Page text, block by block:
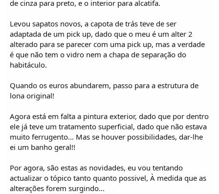
de cinza para preto, e o interior para alcatifa.
Levou sapatos novos, a capota de trás teve de ser
adaptada de um pick up, dado que o meu é um alter 2
alterado para se parecer com uma pick up, mas a verdade
é que não tem o vidro nem a chapa de separação do
habitáculo.
Quando os euros abundarem, passo para a estrutura de
lona original!
Agora está em falta a pintura exterior, dado que por dentro
ele já teve um tratamento superficial, dado que não estava
muito ferrugento... Mas se houver possibilidades, dar-lhe
ei um banho geral!!
Por agora, são estas as novidades, eu vou tentando
actualizar o tópico tanto quanto possivel, À medida que as
alterações forem surgindo...